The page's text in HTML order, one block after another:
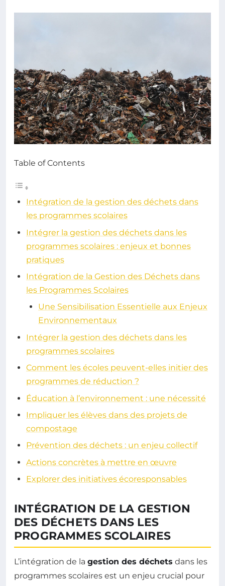
Table of Contents
Intégration de la gestion des déchets dans
les programmes scolaires
Intégrer la gestion des déchets dans les
programmes scolaires : enjeux et bonnes
pratiques
Intégration de la Gestion des Déchets dans
les Programmes Scolaires
Une Sensibilisation Essentielle aux Enjeux
Environnementaux
Intégrer la gestion des déchets dans les
programmes scolaires
Comment les écoles peuvent-elles initier des
programmes de réduction ?
Éducation à l’environnement : une nécessité
Impliquer les élèves dans des projets de
compostage
Prévention des déchets : un enjeu collectif
Actions concrètes à mettre en œuvre
Explorer des initiatives écoresponsables
INTÉGRATION DE LA GESTION
DES DÉCHETS DANS LES
PROGRAMMES SCOLAIRES
L’intégration de la gestion des déchets dans les
programmes scolaires est un enjeu crucial pour